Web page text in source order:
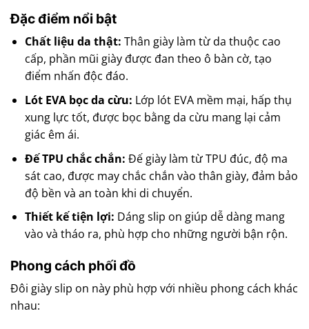
Đặc điểm nổi bật
Chất liệu da thật: Thân giày làm từ da thuộc cao
cấp, phần mũi giày được đan theo ô bàn cờ, tạo
điểm nhấn độc đáo.
Lót EVA bọc da cừu: Lớp lót EVA mềm mại, hấp thụ
xung lực tốt, được bọc bằng da cừu mang lại cảm
giác êm ái.
Đế TPU chắc chắn: Đế giày làm từ TPU đúc, độ ma
sát cao, được may chắc chắn vào thân giày, đảm bảo
độ bền và an toàn khi di chuyển.
Thiết kế tiện lợi: Dáng slip on giúp dễ dàng mang
vào và tháo ra, phù hợp cho những người bận rộn.
Phong cách phối đồ
Đôi giày slip on này phù hợp với nhiều phong cách khác
nhau: